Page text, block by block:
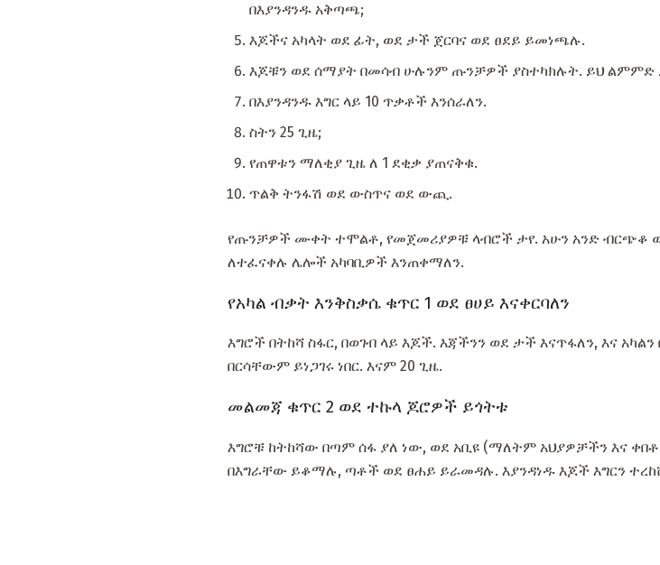
በእያንዳንዱ አቅጣጫ;
እጆችና አካላት ወደ ፊት, ወደ ታች ጀርባና ወደ ፀደይ ይመነጫሉ.
እጆቹን ወደ ሰማያት በመሳብ ሁሉንም ጡንቻዎች ያስተካክሉት. ይህ ልምምድ
በእያንዳንዱ እግር ላይ 10 ጥቃቶች እንሰራለን.
ስትን 25 ጊዜ;
የጠዋቱን ማለቂያ ጊዜ ለ 1 ደቂቃ ያጠናቅቁ.
ጥልቅ ትንፋሽ ወደ ውስጥና ወደ ውጪ.
የጡንቻዎች ሙቀት ተሞልቶ, የመጀመሪያዎቹ ላብሮች ታየ. አሁን አንድ ብርጭቆ
ለተፈናቀሉ ሌሎች አካባቢዎች እንጠቀማለን.
የአካል ብቃት እንቅስቃሴ ቁጥር 1 ወደ ፀሀይ እናቀርባለን
እግሮች በትከሻ ስፋር, በወገብ ላይ እጆች. እጃችንን ወደ ታች እናጥፋለን, እና
በርሳቸውም ይነጋገሩ ነበር. እናም 20 ጊዜ.
መልመጃ ቁጥር 2 ወደ ተኩላ ጆሮዎች ይጎትቱ
እግሮቹ ከትከሻው በጣም ሰፋ ያለ ነው, ወደ አቢዩ (ማለትም አህያዎቻችን እና
በእግራቸው ይቆማሉ, ጣቶች ወደ ፀሐይ ይራመዳሉ. እያንዳነዱ እጆች እግርን